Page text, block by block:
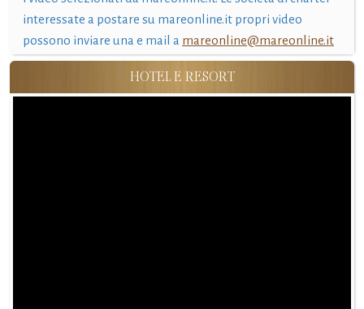
interessate a postare su mareonline.it propri video
possono inviare una e mail a mareonline@mareonline.it
HOTEL E RESORT